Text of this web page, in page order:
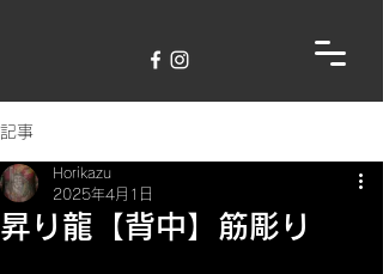
記事
昇り龍【背中】筋彫り
Horikazu
2025年4月1日